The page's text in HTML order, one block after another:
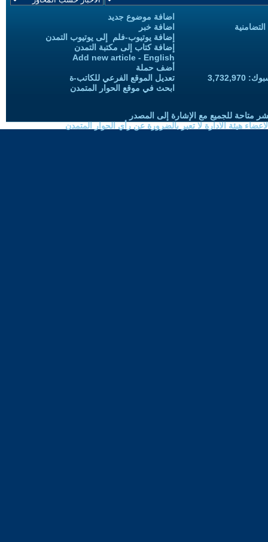
اضافة موضوع جديد
اضافة خبر
إضافة يوتيوب-فلم إلى يوتيوب التمدن
إضافة كتاب إلى مكتبة التمدن
Add new article - English
أضف حملة
تعديل الموقع الفرعي للكاتب-ة
ابحث في موقع الحوار المتمدن
متاحة للجميع مع الإشارة إلى المصدر
هيئة الادارة لا تعبر بالضرورة عن رأي الحوار المتمدن